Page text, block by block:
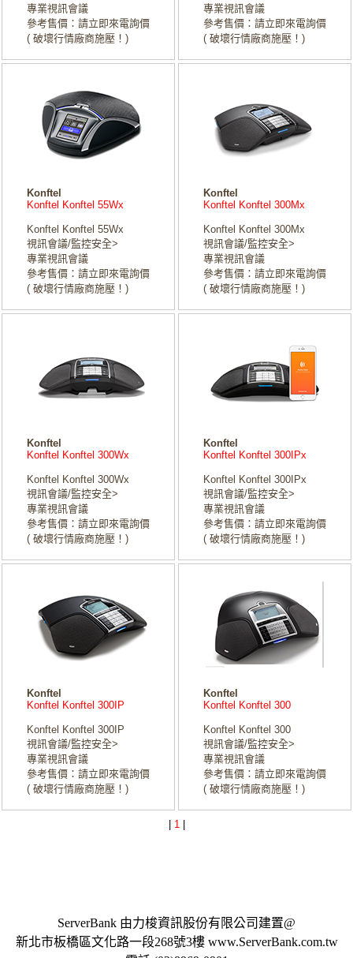
專業視訊會議
參考售價：請立即來電詢價
( 破壞行情廠商施壓！)
專業視訊會議
參考售價：請立即來電詢價
( 破壞行情廠商施壓！)
Konftel
Konftel Konftel 55Wx
Konftel Konftel 55Wx
視訊會議/監控安全>
專業視訊會議
參考售價：請立即來電詢價
( 破壞行情廠商施壓！)
Konftel
Konftel Konftel 300Mx
Konftel Konftel 300Mx
視訊會議/監控安全>
專業視訊會議
參考售價：請立即來電詢價
( 破壞行情廠商施壓！)
Konftel
Konftel Konftel 300Wx
Konftel Konftel 300Wx
視訊會議/監控安全>
專業視訊會議
參考售價：請立即來電詢價
( 破壞行情廠商施壓！)
Konftel
Konftel Konftel 300IPx
Konftel Konftel 300IPx
視訊會議/監控安全>
專業視訊會議
參考售價：請立即來電詢價
( 破壞行情廠商施壓！)
Konftel
Konftel Konftel 300IP
Konftel Konftel 300IP
視訊會議/監控安全>
專業視訊會議
參考售價：請立即來電詢價
( 破壞行情廠商施壓！)
Konftel
Konftel Konftel 300
Konftel Konftel 300
視訊會議/監控安全>
專業視訊會議
參考售價：請立即來電詢價
( 破壞行情廠商施壓！)
1|
ServerBank 由力梭資訊股份有限公司建置@
新北市板橋區文化路一段268號3樓 www.ServerBank.com.tw